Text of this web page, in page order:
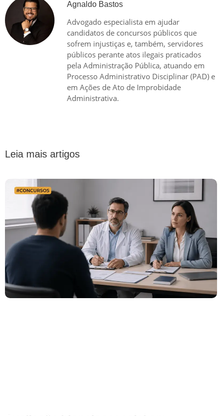
Agnaldo Bastos
Advogado especialista em ajudar
candidatos de concursos públicos que
sofrem injustiças e, também, servidores
públicos perante atos ilegais praticados
pela Administração Pública, atuando em
Processo Administrativo Disciplinar (PAD) e
em Ações de Ato de Improbidade
Administrativa.
Leia mais artigos